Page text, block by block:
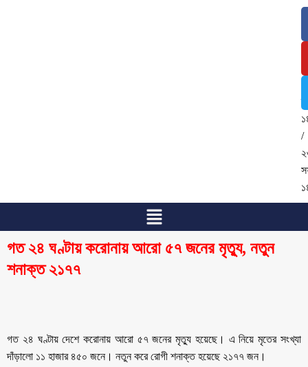
/
গত ২৪ ঘণ্টায় করোনায় আরো ৫৭ জনের মৃত্যু, নতুন
শনাক্ত ২১৭৭
গত ২৪ ঘণ্টায় দেশে করোনায় আরো ৫৭ জনের মৃত্যু হয়েছে। এ নিয়ে মৃতের সংখ্যা
দাঁড়ালো ১১ হাজার ৪৫০ জনে। নতুন করে রোগী শনাক্ত হয়েছে ২১৭৭ জন।